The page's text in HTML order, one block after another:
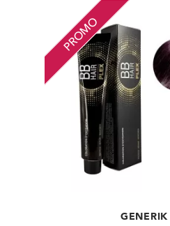
PROMO
GENERIK